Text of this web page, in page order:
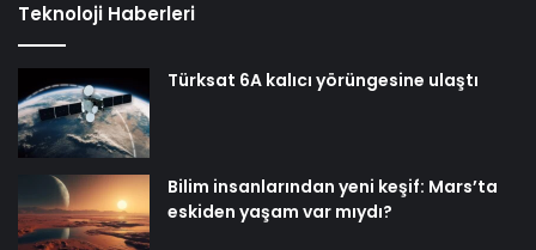
Teknoloji Haberleri
Türksat 6A kalıcı yörüngesine ulaştı
Bilim insanlarından yeni keşif: Mars’ta
eskiden yaşam var mıydı?